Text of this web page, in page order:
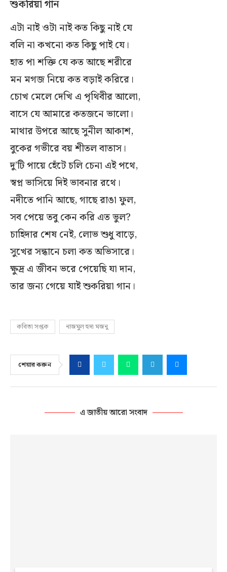
শুকরিয়া গান
এটা নাই ওটা নাই কত কিছু নাই যে
বলি না কখনো কত কিছু পাই যে।
হাত পা শক্তি যে কত আছে শরীরে
মন মগজ নিয়ে কত বড়াই করিরে।
চোখ মেলে দেখি এ পৃথিবীর আলো,
বাসে যে আমারে কতজনে ভালো।
মাথার উপরে আছে সুনীল আকাশ,
বুকের গভীরে বয় শীতল বাতাস।
দু’টি পায়ে হেঁটে চলি চেনা এই পথে,
স্বপ্ন ভাসিয়ে দিই ভাবনার রথে।
নদীতে পানি আছে, গাছে রাঙা ফুল,
সব পেয়ে তবু কেন করি এত ভুল?
চাহিদার শেষ নেই, লোভ শুধু বাড়ে,
সুখের সন্ধানে চলা কত অভিসারে।
ক্ষুদ্র এ জীবন ভরে পেয়েছি যা দান,
তার জন্য গেয়ে যাই শুকরিয়া গান।
কবিতা সপ্তক নাজমুল হুদা মজনু
শেয়ার করুন
এ জাতীয় আরো সংবাদ